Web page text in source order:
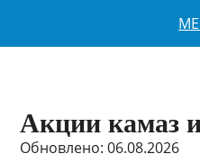
Акции камаз
Обновлено: 06.08.2026